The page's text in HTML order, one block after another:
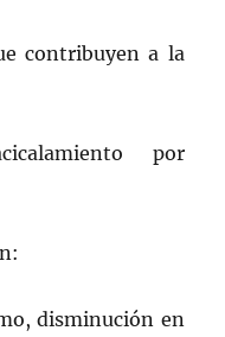
contribuyen a la
por
disminución en